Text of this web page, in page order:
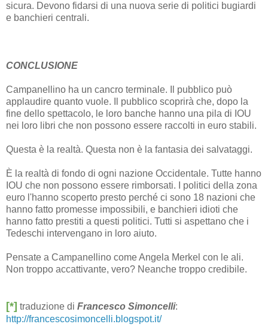
sicura. Devono fidarsi di una nuova serie di politici bugiardi
e banchieri centrali.
CONCLUSIONE
Campanellino ha un cancro terminale. Il pubblico può
applaudire quanto vuole. Il pubblico scoprirà che, dopo la
fine dello spettacolo, le loro banche hanno una pila di IOU
nei loro libri che non possono essere raccolti in euro stabili.
Questa è la realtà. Questa non è la fantasia dei salvataggi.
È la realtà di fondo di ogni nazione Occidentale. Tutte hanno
IOU che non possono essere rimborsati. I politici della zona
euro l'hanno scoperto presto perché ci sono 18 nazioni che
hanno fatto promesse impossibili, e banchieri idioti che
hanno fatto prestiti a questi politici. Tutti si aspettano che i
Tedeschi intervengano in loro aiuto.
Pensate a Campanellino come Angela Merkel con le ali.
Non troppo accattivante, vero? Neanche troppo credibile.
[*] traduzione di Francesco Simoncelli:
http://francescosimoncelli.blogspot.it/